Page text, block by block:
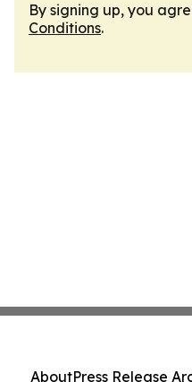
By signing up, you
Conditions.
AboutPress Release